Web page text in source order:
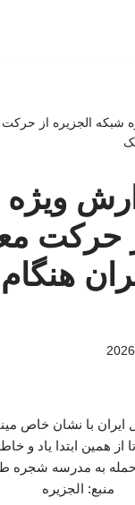
شبکه الجزیره از حرکت
حرکت
از همین ابتدا یاد و
به مدرسه شجره
منبع: الجزیره